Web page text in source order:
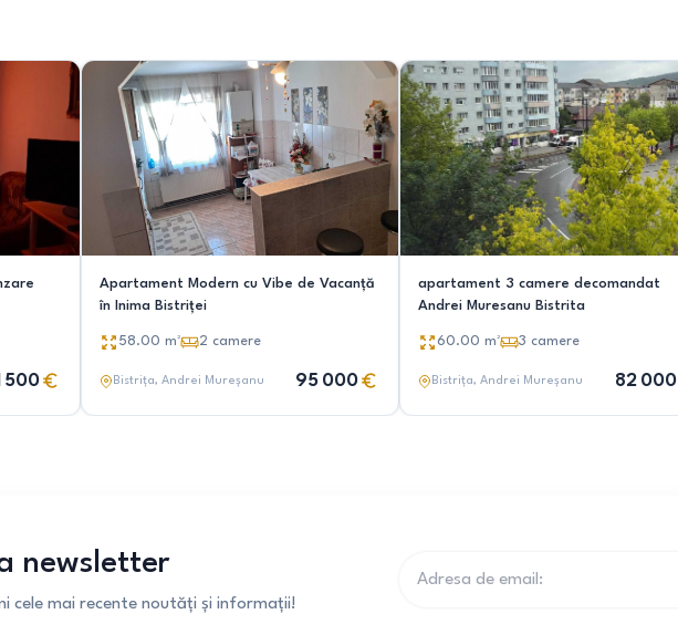
500
Apartament Modern cu Vibe de Vacanță
în Inima Bistriței
58.00 m² 2 camere
Bistrița, Andrei Mureșanu 95 000
apartament 3 camere decomandat
Andrei Muresanu Bistrita
60.00 m² 3 camere
Bistrița, Andrei Mureșanu 82 000
newsletter
cele mai recente noutăți și informații!